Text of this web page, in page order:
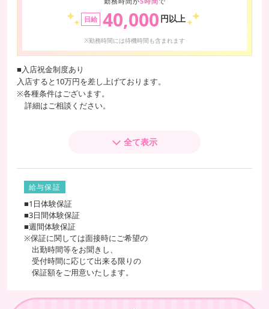
日給 40,000 円以上
※勤務時間には待機時間も含まれます
■入店祝金制度あり
入店すると10万円を差し上げております。
※各種条件はございます。
詳細はご相談ください。
朝・昼・夕方・夜のみや
【 バック別のお給料 】
60分 6,000円～8,000円
80分 8,000円～10,000円
100分 10,000円～12,000円
全て表示
給与保証
■1日体験保証
■3日間体験保証
■週間体験保証
※保証に関しては面接時にご希望の
出勤時間等をお聞きし、
受付時間に応じて出来る限りの
保証額をご用意いたします。